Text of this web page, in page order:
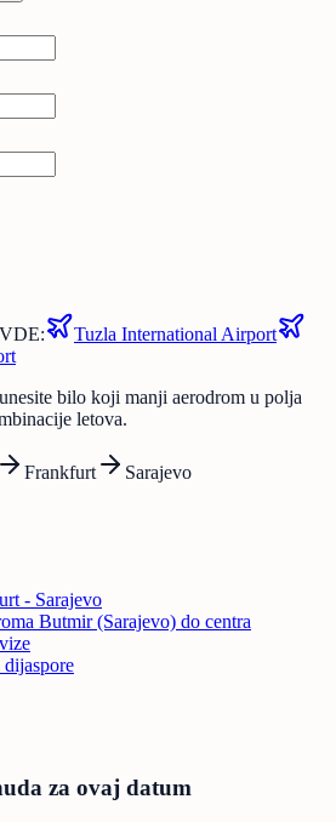
Tuzla International Airport
bilo koji manji aerodrom u polja
letova.
Frankfurt Sarajevo
- Sarajevo
Butmir (Sarajevo) do centra
za ovaj datum